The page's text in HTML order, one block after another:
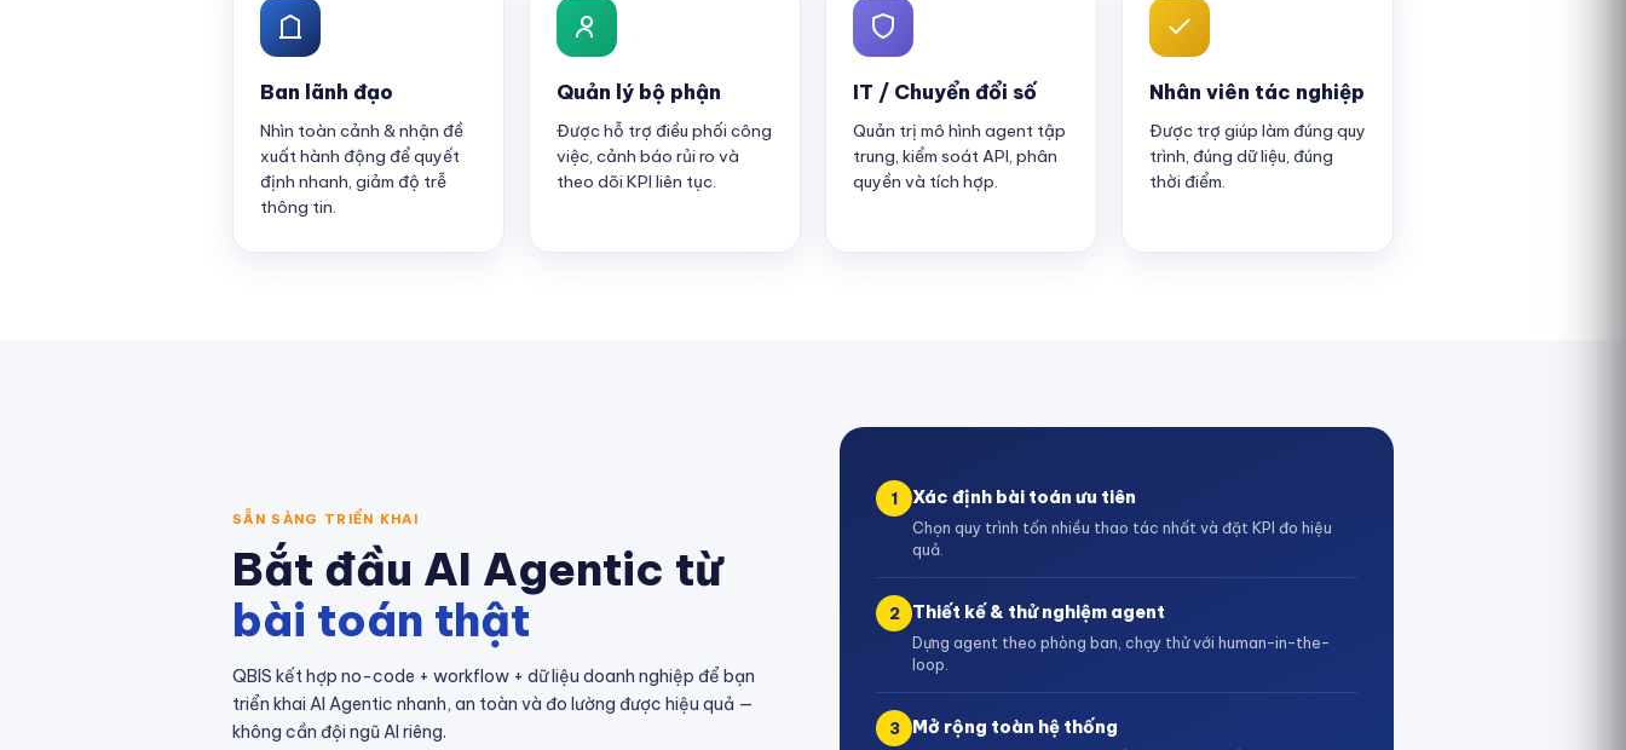
Ban lãnh đạo
Nhìn toàn cảnh & nhận đề
xuất hành động để quyết
định nhanh, giảm độ trễ
thông tin.
Quản lý bộ phận
Được hỗ trợ điều phối công
việc, cảnh báo rủi ro và
theo dõi KPI liên tục.
IT / Chuyển đổi số
Quản trị mô hình agent tập
trung, kiểm soát API, phân
quyền và tích hợp.
Nhân viên tác nghiệp
Được trợ giúp làm đúng quy
trình, đúng dữ liệu, đúng
thời điểm.
SẴN SÀNG TRIỂN KHAI
Bắt đầu AI Agentic từ
bài toán thật
QBIS kết hợp no-code + workflow + dữ liệu doanh nghiệp để bạn
triển khai AI Agentic nhanh, an toàn và đo lường được hiệu quả —
không cần đội ngũ AI riêng.
1 Xác định bài toán ưu tiên
Chọn quy trình tốn nhiều thao tác nhất và đặt KPI đo hiệu
quả.
2 Thiết kế & thử nghiệm agent
Dựng agent theo phòng ban, chạy thử với human-in-the-
loop.
3 Mở rộng toàn hệ thống